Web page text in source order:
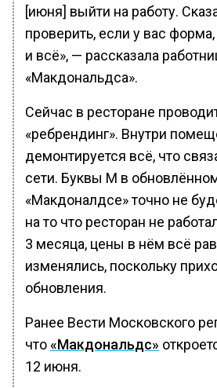
[июня] выйти на работу.
проверить, если у вас форма,
и всё», — рассказала
«Макдональдса».
Сейчас в ресторане
«ребрендинг». Внутри
демонтируется всё, что
сети. Буквы М в
«Макдоналдсе» точно не
на то что ресторан не
3 месяца, цены в нём всё
изменялись, поскольку
обновления.
Ранее Вести Московского
что«Макдональдс»
12 июня.